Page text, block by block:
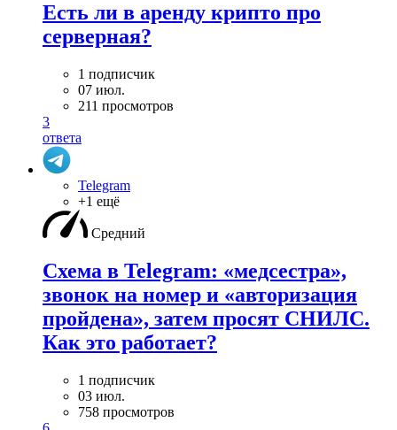
Есть ли в аренду крипто про
серверная?
1 подписчик
07 июл.
211 просмотров
3
ответа
Telegram
+1 ещё
Средний
Схема в Telegram: «медсестра»,
звонок на номер и «авторизация
пройдена», затем просят СНИЛС.
Как это работает?
1 подписчик
03 июл.
758 просмотров